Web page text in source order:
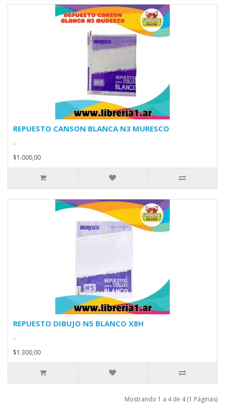
REPUESTO CANSON BLANCA N3 MURESCO
..
$1.000,00
REPUESTO DIBUJO N5 BLANCO X8H
..
$1.300,00
Mostrando 1 a 4 de 4 (1 Páginas)